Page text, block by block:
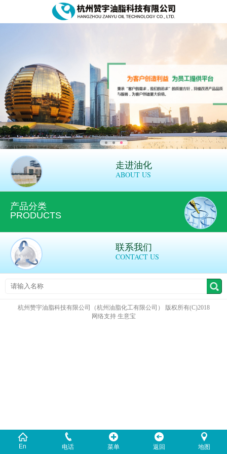
走进油化
ABOUT US
产品分类
PRODUCTS
联系我们
CONTACT US
杭州赞宇油脂科技有限公司（杭州油脂化工有限公司）
版权所有(C)2018
网络支持生意宝
En 电话 菜单 返回 地图